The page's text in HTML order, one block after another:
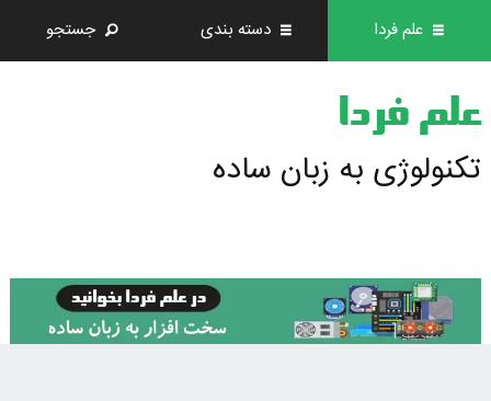
علم فردا دسته بندی جستجو
علم فردا
تکنولوژی به زبان ساده